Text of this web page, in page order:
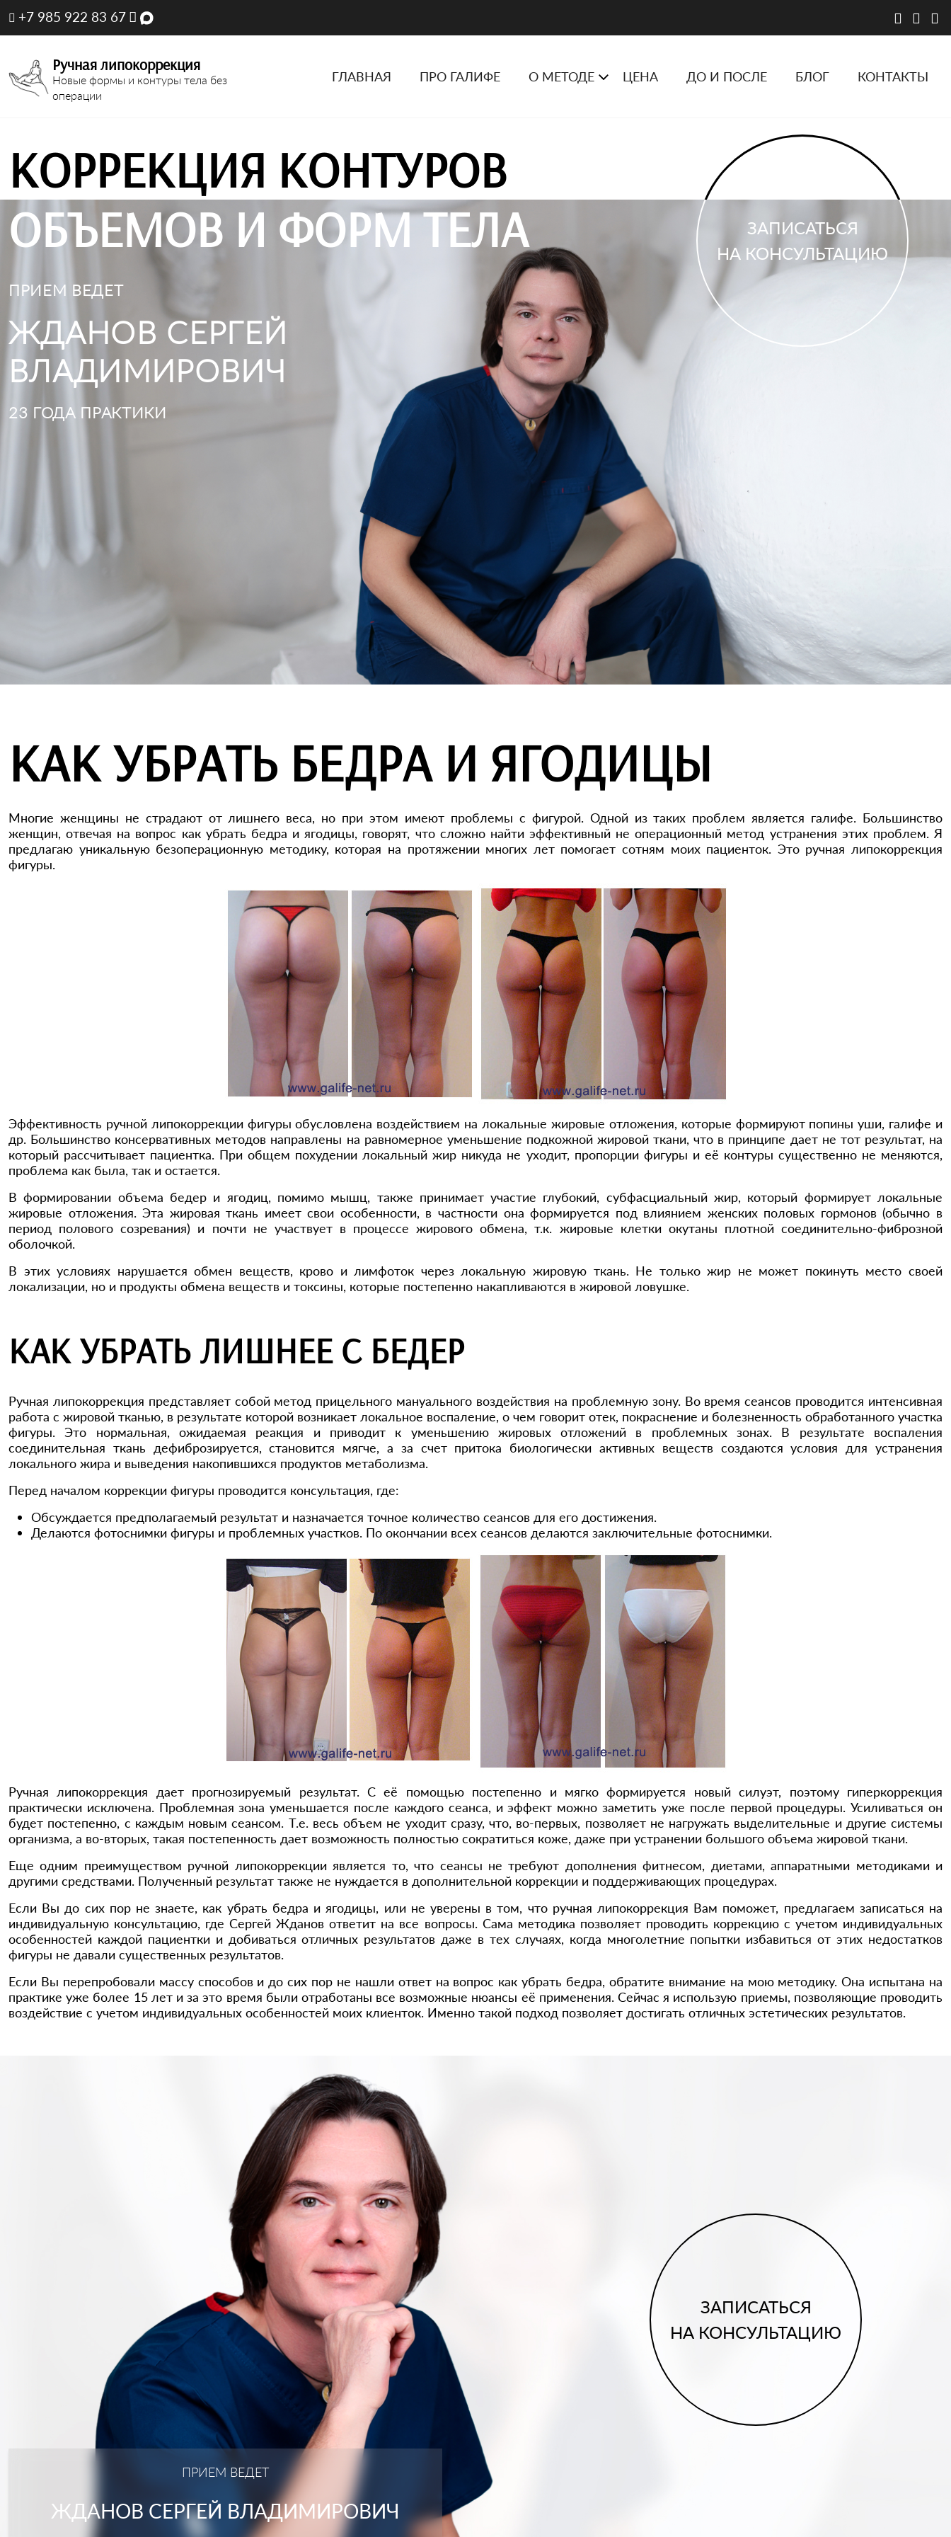
+7 985 922 83 67
Ручная липокоррекция
Новые формы и контуры тела без
операции
ГЛАВНАЯ ПРО ГАЛИФЕ О МЕТОДЕ ЦЕНА ДО И ПОСЛЕ БЛОГ КОНТАКТЫ
КОРРЕКЦИЯ КОНТУРОВ
ОБЪЕМОВ И ФОРМ ТЕЛА
ПРИЕМ ВЕДЕТ
ЖДАНОВ СЕРГЕЙ
ВЛАДИМИРОВИЧ
23 ГОДА ПРАКТИКИ
ЗАПИСАТЬСЯ
НА КОНСУЛЬТАЦИЮ
КАК УБРАТЬ БЕДРА И ЯГОДИЦЫ
Многие женщины не страдают от лишнего веса, но при этом имеют проблемы с фигурой. Одной из таких проблем является галифе. Большинство
женщин, отвечая на вопрос как убрать бедра и ягодицы, говорят, что сложно найти эффективный не операционный метод устранения этих проблем. Я
предлагаю уникальную безоперационную методику, которая на протяжении многих лет помогает сотням моих пациенток. Это ручная липокоррекция
фигуры.
Эффективность ручной липокоррекции фигуры обусловлена воздействием на локальные жировые отложения, которые формируют попины уши, галифе и
др. Большинство консервативных методов направлены на равномерное уменьшение подкожной жировой ткани, что в принципе дает не тот результат, на
который рассчитывает пациентка. При общем похудении локальный жир никуда не уходит, пропорции фигуры и её контуры существенно не меняются,
проблема как была, так и остается.
В формировании объема бедер и ягодиц, помимо мышц, также принимает участие глубокий, субфасциальный жир, который формирует локальные
жировые отложения. Эта жировая ткань имеет свои особенности, в частности она формируется под влиянием женских половых гормонов (обычно в
период полового созревания) и почти не участвует в процессе жирового обмена, т.к. жировые клетки окутаны плотной соединительно-фиброзной
оболочкой.
В этих условиях нарушается обмен веществ, крово и лимфоток через локальную жировую ткань. Не только жир не может покинуть место своей
локализации, но и продукты обмена веществ и токсины, которые постепенно накапливаются в жировой ловушке.
КАК УБРАТЬ ЛИШНЕЕ С БЕДЕР
Ручная липокоррекция представляет собой метод прицельного мануального воздействия на проблемную зону. Во время сеансов проводится интенсивная
работа с жировой тканью, в результате которой возникает локальное воспаление, о чем говорит отек, покраснение и болезненность обработанного участка
фигуры. Это нормальная, ожидаемая реакция и приводит к уменьшению жировых отложений в проблемных зонах. В результате воспаления
соединительная ткань дефиброзируется, становится мягче, а за счет притока биологически активных веществ создаются условия для устранения
локального жира и выведения накопившихся продуктов метаболизма.
Перед началом коррекции фигуры проводится консультация, где:
Обсуждается предполагаемый результат и назначается точное количество сеансов для его достижения.
Делаются фотоснимки фигуры и проблемных участков. По окончании всех сеансов делаются заключительные фотоснимки.
Ручная липокоррекция дает прогнозируемый результат. С её помощью постепенно и мягко формируется новый силуэт, поэтому гиперкоррекция
практически исключена. Проблемная зона уменьшается после каждого сеанса, и эффект можно заметить уже после первой процедуры. Усиливаться он
будет постепенно, с каждым новым сеансом. Т.е. весь объем не уходит сразу, что, во-первых, позволяет не нагружать выделительные и другие системы
организма, а во-вторых, такая постепенность дает возможность полностью сократиться коже, даже при устранении большого объема жировой ткани.
Еще одним преимуществом ручной липокоррекции является то, что сеансы не требуют дополнения фитнесом, диетами, аппаратными методиками и
другими средствами. Полученный результат также не нуждается в дополнительной коррекции и поддерживающих процедурах.
Если Вы до сих пор не знаете, как убрать бедра и ягодицы, или не уверены в том, что ручная липокоррекция Вам поможет, предлагаем записаться на
индивидуальную консультацию, где Сергей Жданов ответит на все вопросы. Сама методика позволяет проводить коррекцию с учетом индивидуальных
особенностей каждой пациентки и добиваться отличных результатов даже в тех случаях, когда многолетние попытки избавиться от этих недостатков
фигуры не давали существенных результатов.
Если Вы перепробовали массу способов и до сих пор не нашли ответ на вопрос как убрать бедра, обратите внимание на мою методику. Она испытана на
практике уже более 15 лет и за это время были отработаны все возможные нюансы её применения. Сейчас я использую приемы, позволяющие проводить
воздействие с учетом индивидуальных особенностей моих клиенток. Именно такой подход позволяет достигать отличных эстетических результатов.
ПРИЕМ ВЕДЕТ
ЖДАНОВ СЕРГЕЙ ВЛАДИМИРОВИЧ
ЗАПИСАТЬСЯ
НА КОНСУЛЬТАЦИЮ